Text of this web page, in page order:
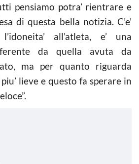
pensiamo potra’ rientrare e
di questa bella notizia. C’e’
all’atleta, e’ una
da quella avuta da
ma per quanto riguarda
lieve e questo fa sperare in